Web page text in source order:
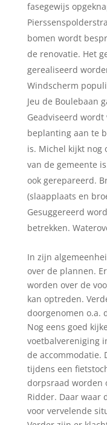
fasegewijs
bomen wordt
de renovatie. Het
gerealiseerd
Windscherm
Jeu de Boulebaan
Geadviseerd
beplanting aan te
is. Michel kijkt nog
van de gemeente
ook gerepareerd.
(slaapplaats en
Gesuggereerd
betrekken.
In zijn
over de plannen.
worden over de
kan optreden.
doorgenomen o.a.
Nog eens goed
voetbalvereniging
de accommodatie.
tijdens een
dorpsraad worden
Ridder. Daar waar
voor vervelende